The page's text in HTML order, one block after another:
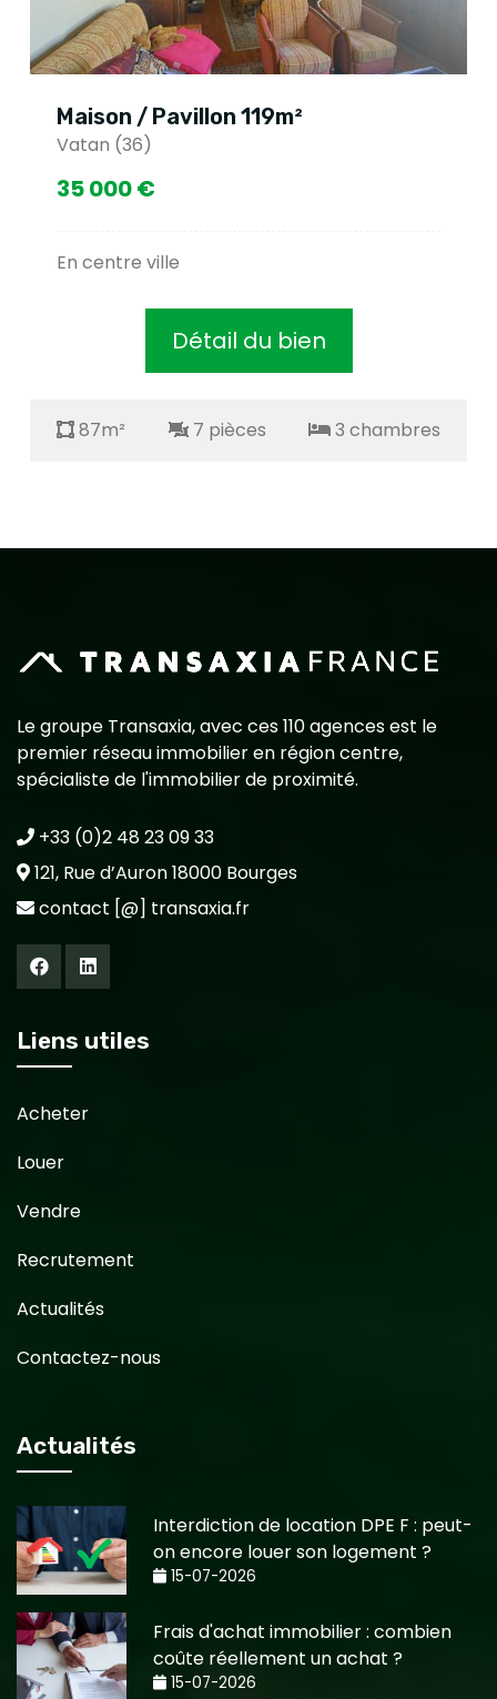
Maison / Pavillon 119m²
Vatan (36)
35 000 €
En centre ville
Détail du bien
87m² 7 pièces 3 chambres
Le groupe Transaxia, avec ces 110 agences est le
premier réseau immobilier en région centre,
spécialiste de l'immobilier de proximité.
+33 (0)2 48 23 09 33
121, Rue d’Auron 18000 Bourges
contact [@] transaxia.fr
Liens utiles
Acheter
Louer
Vendre
Recrutement
Actualités
Contactez-nous
Actualités
Interdiction de location DPE F : peut-
on encore louer son logement ?
15-07-2026
Frais d'achat immobilier : combien
coûte réellement un achat ?
15-07-2026